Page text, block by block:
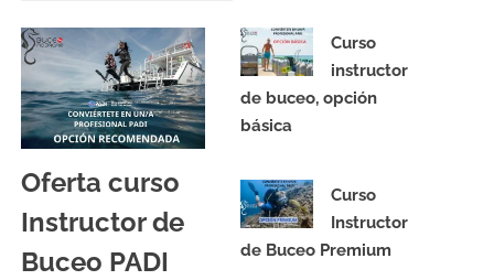
Oferta curso
Instructor de
Buceo PADI
Curso
instructor
de buceo, opción
básica
Curso
Instructor
de Buceo Premium